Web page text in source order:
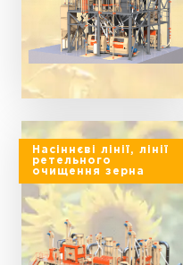
Насіннєві лінії, лінії
ретельного
очищення зерна